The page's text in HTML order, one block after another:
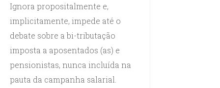
Ignora propositalmente e,
implicitamente, impede até o
debate sobre a bi-tributação
imposta a aposentados (as) e
pensionistas, nunca incluída na
pauta da campanha salarial.